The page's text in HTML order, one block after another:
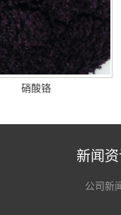
硝酸铬
新闻
公司新